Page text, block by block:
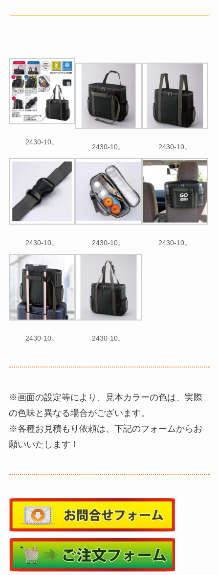
2430-10。
2430-10。 2430-10。
2430-10。 2430-10。 2430-10。
2430-10。 2430-10。
※画面の設定等により、見本カラーの色は、実際
の色味と異なる場合がございます。
※各種お見積もり依頼は、下記のフォームからお
願いいたします！